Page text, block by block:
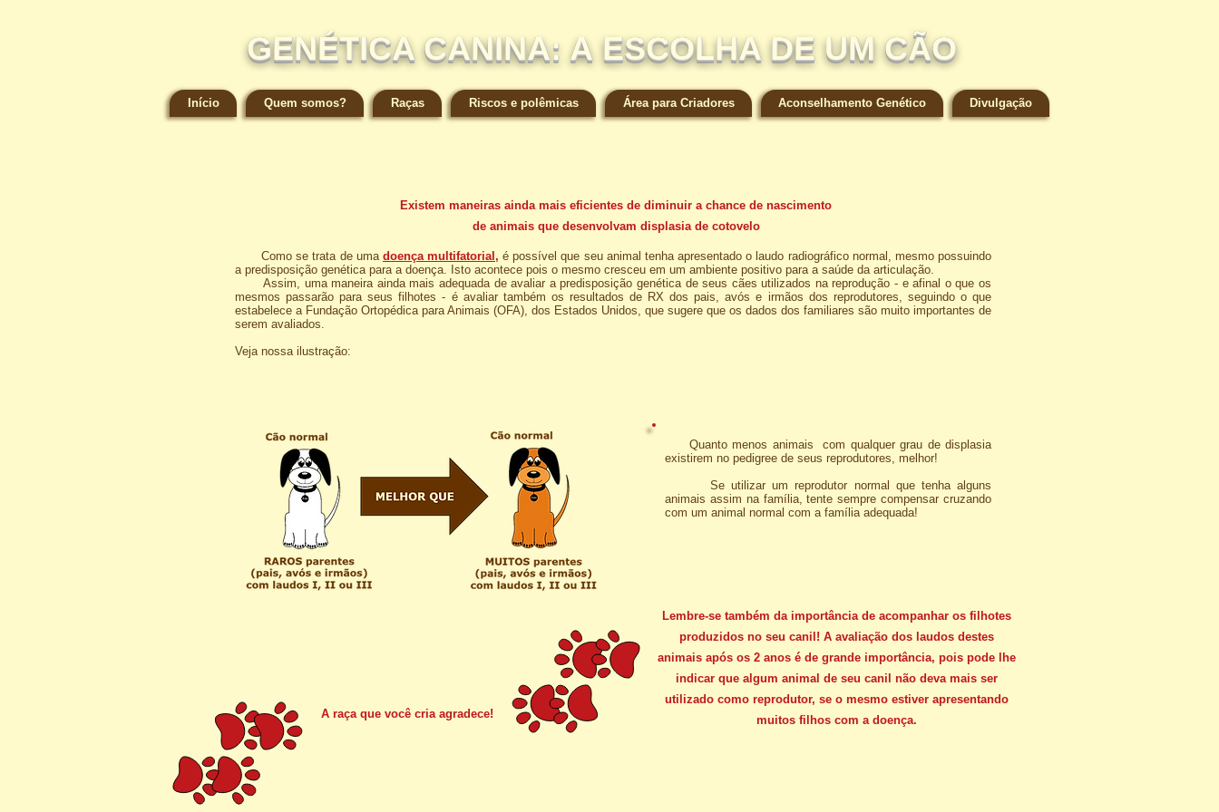
GENÉTICA CANINA: A ESCOLHA DE UM CÃO
Início Quem somos? Raças Riscos e polêmicas Área para Criadores Aconselhamento Genético Divulgação
Existem maneiras ainda mais eficientes de diminuir a chance de nascimento
de animais que desenvolvam displasia de cotovelo
Como se trata de uma doença multifatorial , é possível que seu animal tenha apresentado o laudo radiográfico normal, mesmo possuindo
a predisposição genética para a doença. Isto acontece pois o mesmo cresceu em um ambiente positivo para a saúde da articulação.
Assim, uma maneira ainda mais adequada de avaliar a predisposição genética de seus cães utilizados na reprodução - e afinal o que os
mesmos passarão para seus filhotes - é avaliar também os resultados de RX dos pais, avós e irmãos dos reprodutores, seguindo o que
estabelece a Fundação Ortopédica para Animais (OFA), dos Estados Unidos, que sugere que os dados dos familiares são muito importantes de
serem avaliados.
Veja nossa ilustração:
Quanto menos animais com qualquer grau de displasia
existirem no pedigree de seus reprodutores, melhor!
Se utilizar um reprodutor normal que tenha alguns
animais assim na família, tente sempre compensar cruzando
com um animal normal com a família adequada!
A raça que você cria agradece!
Lembre-se também da importância de acompanhar os filhotes
produzidos no seu canil! A avaliação dos laudos destes
animais após os 2 anos é de grande importância, pois pode lhe
indicar que algum animal de seu canil não deva mais ser
utilizado como reprodutor, se o mesmo estiver apresentando
muitos filhos com a doença.